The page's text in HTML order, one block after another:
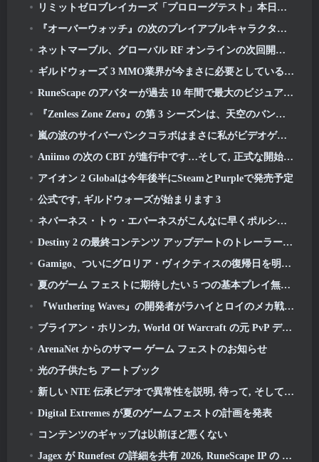
リミットゼロブレイカーズ「プロローグテスト」本日開始
『オーバーウォッチ』の次のプレイアブルキャラクターは過労のサイボーグ犯罪ボスになるようだ
ネットマーブル、グローバル RF オンラインの次回開始日を発表
ギルドウォーズ 3 MMO業界が今まさに必要としているものかもしれない
RuneScape のアバターが過去 10 年間で最大のビジュアルアップデートで全面的に刷新される
『Zenless Zone Zero』の第 3 シーズンは、天空のバンブー島への旅から始まります, そしてSteamプラットフォームへ
嵐の波のサイバーパンクコラボはまさに私がビデオゲームのクロスオーバーイベントに求めていたものです
Aniimo の次の CBT が進行中です…そして, 正式な開始期間があります
アイオン 2 Globalは今年後半にSteamとPurpleで発売予定
公式です, ギルドウォーズが始まります 3
ネバーネス・トゥ・エバーネスがこんなに早くポルシェコラボガチャをやるのは間違いだったかもしれないと思った, でも私は間違っていた
Destiny 2 の最終コンテンツ アップデートのトレーラーは雄叫びを上げています
Gamigo、ついにグロリア・ヴィクティスの復帰日を明らかに, 二度目も生き残れるか?
夏のゲーム フェストに期待したい 5 つの基本プレイ無料ゲーム
『Wuthering Waves』の開発者がラハイとロイのメカ戦闘シーケンスの作成について議論
ブライアン・ホリンカ, World Of Warcraft の元 PvP デザイン スペシャリスト, リーグ・オブ・レジェンド MMO チームに参加
ArenaNet からのサマー ゲーム フェストのお知らせ
光の子供たち アートブック
新しい NTE 伝承ビデオで異常性を説明, 待って, そして、ある「秘密」組織がすべてを追跡する方法
Digital Extremes が夏のゲームフェストの計画を発表
コンテンツのギャップは以前ほど悪くない
Jagex が Runefest の詳細を共有 2026, RuneScape IP の 25 周年記念式典の一環